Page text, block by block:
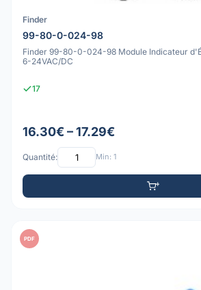
Finder
99-80-0-024-98
Finder 99-80-0-024-98 Module Indicateur
6-24VAC/DC
17
16.30€ – 17.29€
Quantité: Min: 1
PDF